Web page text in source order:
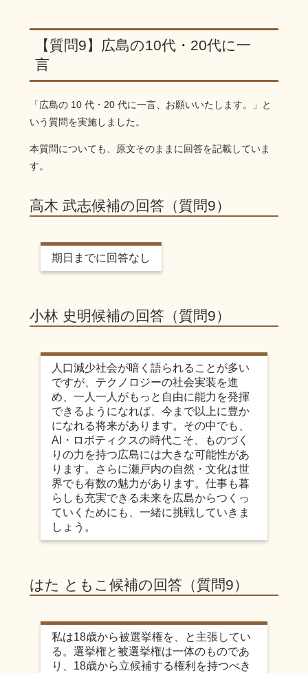
【質問9】広島の10代・20代に一
言
「広島の 10 代・20 代に一言、お願いいたします。」と
いう質問を実施しました。
本質問についても、原文そのままに回答を記載していま
す。
高木 武志候補の回答（質問9）
期日までに回答なし
小林 史明候補の回答（質問9）
人口減少社会が暗く語られることが多い
ですが、テクノロジーの社会実装を進
め、一人一人がもっと自由に能力を発揮
できるようになれば、今まで以上に豊か
になれる将来があります。その中でも、
AI・ロボティクスの時代こそ、ものづく
りの力を持つ広島には大きな可能性があ
ります。さらに瀬戸内の自然・文化は世
界でも有数の魅力があります。仕事も暮
らしも充実できる未来を広島からつくっ
ていくためにも、一緒に挑戦していきま
しょう。
はた ともこ候補の回答（質問9）
私は18歳から被選挙権を、と主張してい
る。選挙権と被選挙権は一体のものであ
り、18歳から立候補する権利を持つべき